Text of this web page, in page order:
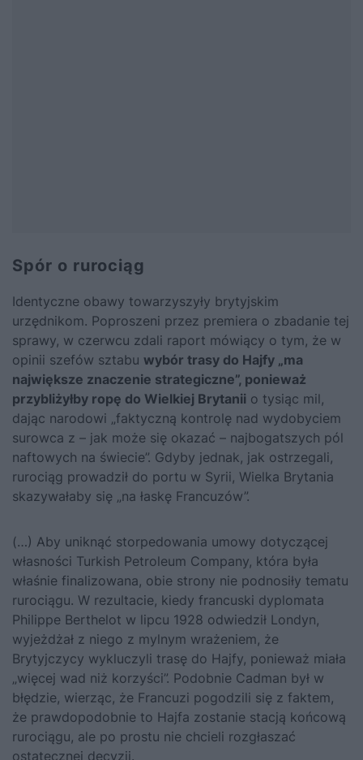
Spór o rurociąg
Identyczne obawy towarzyszyły brytyjskim
urzędnikom. Poproszeni przez premiera o zbadanie tej
sprawy, w czerwcu zdali raport mówiący o tym, że w
opinii szefów sztabu wybór trasy do Hajfy „ma
największe znaczenie strategiczne”, ponieważ
przybliżyłby ropę do Wielkiej Brytanii o tysiąc mil,
dając narodowi „faktyczną kontrolę nad wydobyciem
surowca z – jak może się okazać – najbogatszych pól
naftowych na świecie”. Gdyby jednak, jak ostrzegali,
rurociąg prowadził do portu w Syrii, Wielka Brytania
skazywałaby się „na łaskę Francuzów”.
(…) Aby uniknąć storpedowania umowy dotyczącej
własności Turkish Petroleum Company, która była
właśnie finalizowana, obie strony nie podnosiły tematu
rurociągu. W rezultacie, kiedy francuski dyplomata
Philippe Berthelot w lipcu 1928 odwiedził Londyn,
wyjeżdżał z niego z mylnym wrażeniem, że
Brytyjczycy wykluczyli trasę do Hajfy, ponieważ miała
„więcej wad niż korzyści”. Podobnie Cadman był w
błędzie, wierząc, że Francuzi pogodzili się z faktem,
że prawdopodobnie to Hajfa zostanie stacją końcową
rurociągu, ale po prostu nie chcieli rozgłaszać
ostatecznej decyzji.